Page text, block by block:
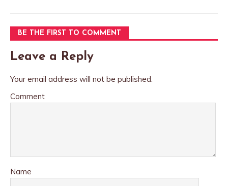
BE THE FIRST TO COMMENT
Leave a Reply
Your email address will not be published.
Comment
Name